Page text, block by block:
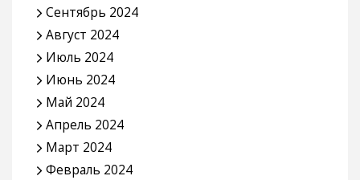
Сентябрь 2024
Август 2024
Июль 2024
Июнь 2024
Май 2024
Апрель 2024
Март 2024
Февраль 2024